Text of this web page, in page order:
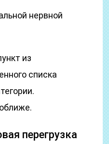
нервной
из
списка
перегрузка